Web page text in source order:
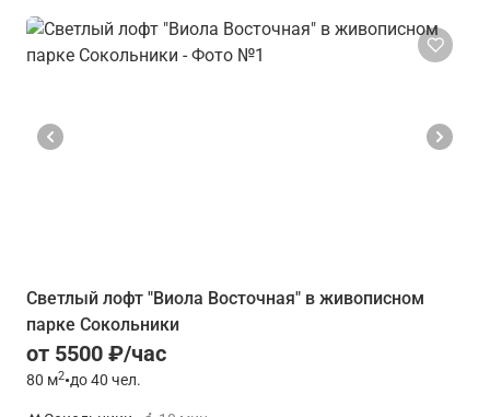
Светлый лофт "Виола Восточная" в живописном
парке Сокольники
от 5500 ₽/час
80 м2•до 40 чел.